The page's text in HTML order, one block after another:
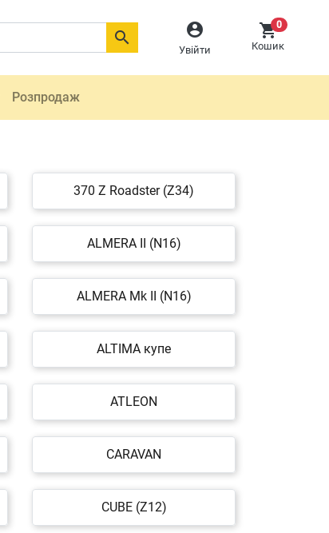

Увійти
0
Кошик

Розпродаж
370 Z Roadster (Z34)
ALMERA II (N16)
ALMERA Mk II (N16)
ALTIMA купе
ATLEON
CARAVAN
CUBE (Z12)